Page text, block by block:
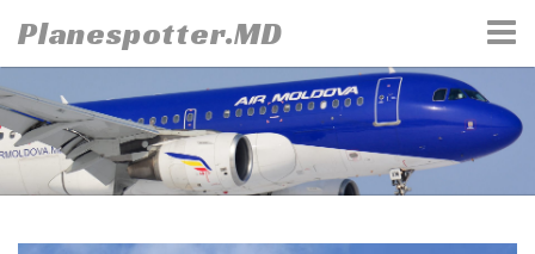
to
content
Planespotter.MD